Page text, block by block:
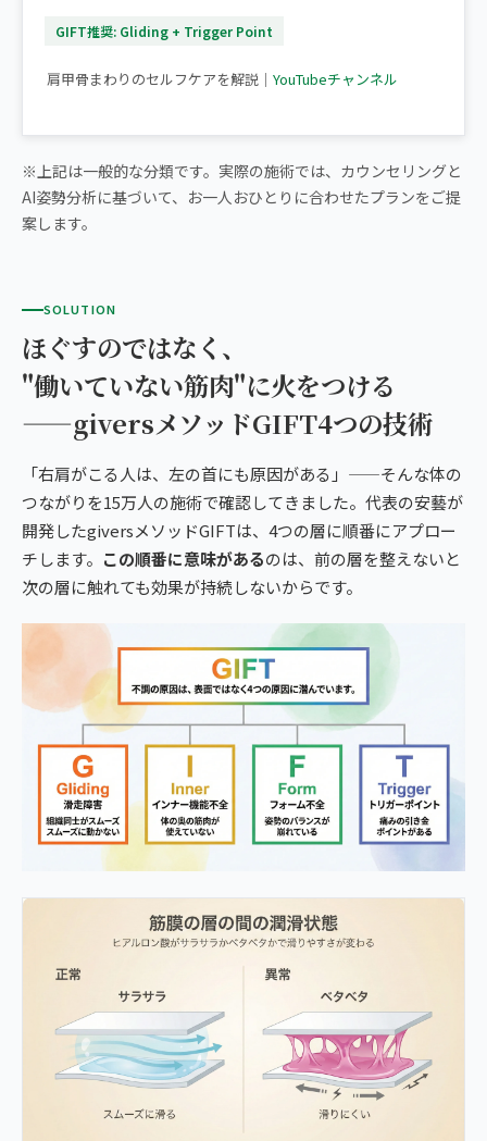
GIFT推奨: Gliding + Trigger Point
▶ 【肩甲骨はがし】30秒でできる肩こり改善ストレッチ
肩甲骨まわりのセルフケアを解説｜ YouTubeチャンネル
※上記は一般的な分類です。実際の施術では、カウンセリングと
AI姿勢分析に基づいて、お一人おひとりに合わせたプランをご提
案します。
SOLUTION
ほぐすのではなく、
"働いていない筋肉"に火をつける
——giversメソッドGIFT4つの技術
「右肩がこる人は、左の首にも原因がある」——そんな体の
つながりを15万人の施術で確認してきました。代表の安藝が
開発したgiversメソッドGIFTは、4つの層に順番にアプロー
チします。 この順番に意味があるのは、前の層を整えないと
次の層に触れても効果が持続しないからです。